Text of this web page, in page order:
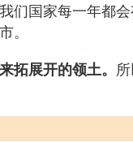
们国家每一年都
。
拓展开的领土。